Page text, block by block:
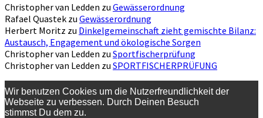
Christopher van Ledden zu Gewässerordnung
Rafael Quastek zu Gewässerordnung
Herbert Moritz zu Dinkelgemeinschaft zieht gemischte Bilanz:
Austausch, Engagement und ökologische Sorgen
Christopher van Ledden zu Sportfischerprüfung
Christopher van Ledden zu SPORTFISCHERPRÜFUNG
Wir benutzen Cookies um die Nutzerfreundlichkeit der
Webseite zu verbessen. Durch Deinen Besuch
stimmst Du dem zu.